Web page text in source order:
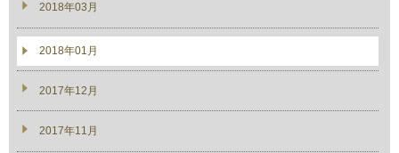
2018年03月
2018年01月
2017年12月
2017年11月